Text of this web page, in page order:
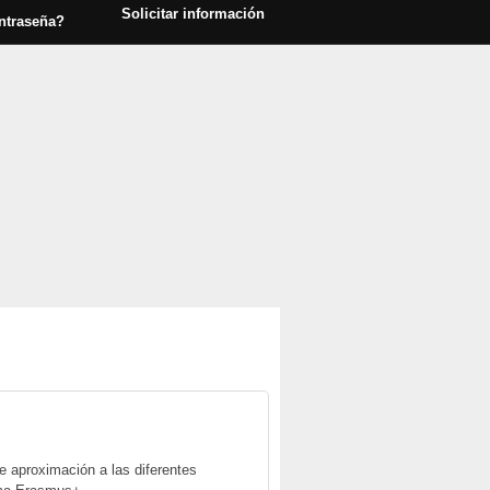
Solicitar información
aproximación a las diferentes